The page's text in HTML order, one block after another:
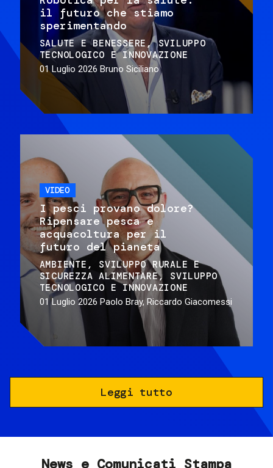
il futuro che stiamo
sperimentando
SALUTE E BENESSERE
SVILUPPO
TECNOLOGICO E INNOVAZIONE
01 Luglio 2026 Bruno Siciliano
VIDEO
I pesci provano dolore?
Ripensare pesca e
acquacoltura per il
futuro del pianeta
AMBIENTE
SVILUPPO RURALE E
SICUREZZA ALIMENTARE
SVILUPPO
TECNOLOGICO E INNOVAZIONE
01 Luglio 2026 Paolo Bray, Riccardo Giacomessi
Leggi tutto
News e Comunicati Stampa